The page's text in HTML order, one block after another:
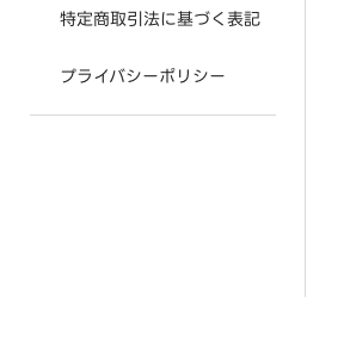
特定商取引法に基づく表記
プライバシーポリシー